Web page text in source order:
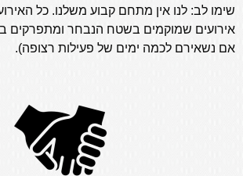
שימו לב: לנו אין מתחם קבוע משלנו. כל
אירועים שמוקמים בשטח הנבחר ומתפרקים
אם נשאירם לכמה ימים של פעילות רצופה).